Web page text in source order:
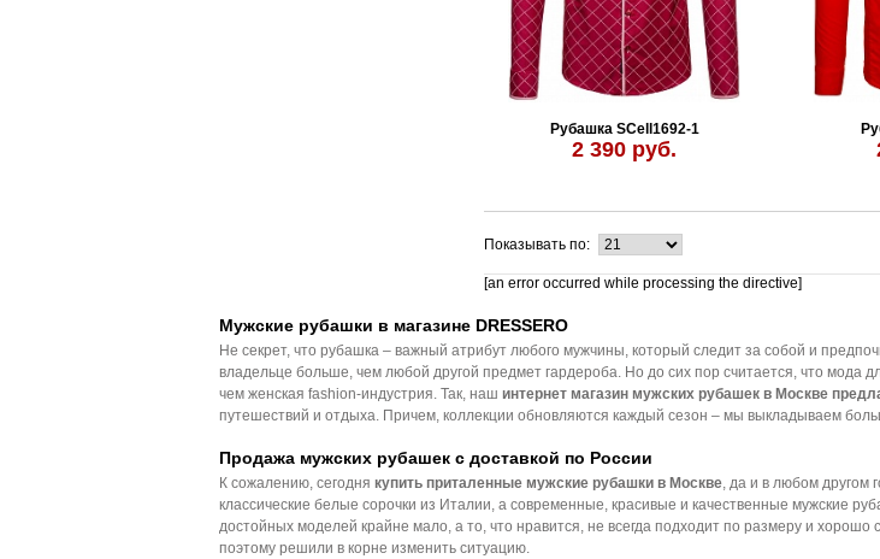
Рубашка SCell1692-1
2 390 руб.
Показывать по:
[an error occurred while processing the directive]
Мужские рубашки в магазине DRESSERO
Не секрет, что рубашка – важный атрибут любого мужчины, который следит за собой и
владельце больше, чем любой другой предмет гардероба. Но до сих пор считается, что мода
чем женская fashion-индустрия. Так, наш интернет магазин мужских рубашек в Москве
путешествий и отдыха. Причем, коллекции обновляются каждый сезон – мы выкладываем
Продажа мужских рубашек с доставкой по России
К сожалению, сегодня купить приталенные мужские рубашки в Москве, да и в любом другом
классические белые сорочки из Италии, а современные, красивые и качественные мужские
достойных моделей крайне мало, а то, что нравится, не всегда подходит по размеру и
поэтому решили в корне изменить ситуацию.